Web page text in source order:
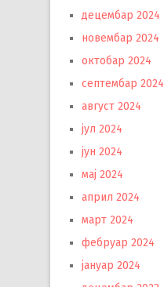
децембар 2024
новембар 2024
октобар 2024
септембар 2024
август 2024
јул 2024
јун 2024
мај 2024
април 2024
март 2024
фебруар 2024
јануар 2024